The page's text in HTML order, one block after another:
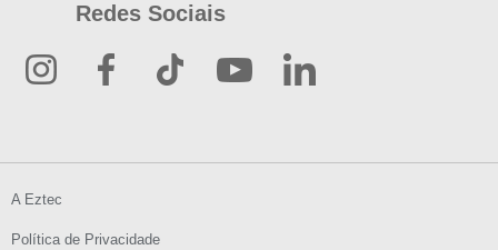
Redes Sociais
A Eztec
Política de Privacidade